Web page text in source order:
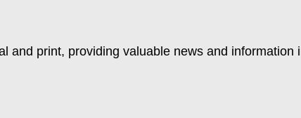
and print, providing valuable news and